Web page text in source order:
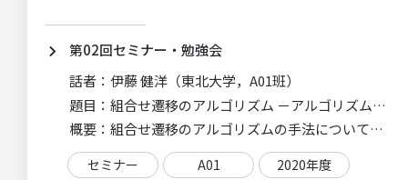
第02回セミナー・勉強会
話者：伊藤 健洋（東北大学，A01班）
題目：組合せ遷移のアルゴリズム －アルゴリズム手法
概要：組合せ遷移のアルゴリズムの手法について，代
セミナー A01 2020年度